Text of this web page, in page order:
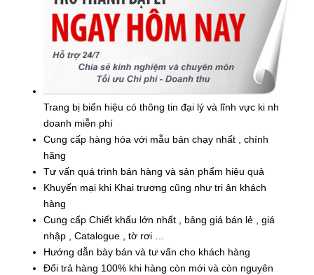
Trang bị biển hiệu có thông tin đại lý và lĩnh vực ki nh
doanh miễn phí
Cung cấp hàng hóa với mẫu bán chạy nhất , chính
hãng
Tư vấn quá trình bán hàng và sản phẩm hiệu quả
Khuyến mại khi Khai trương cũng như tri ân khách
hàng
Cung cấp Chiết khấu lớn nhất , bảng giá bán lẻ , giá
nhập , Catalogue , tờ rơi …
Hướng dẫn bày bán và tư vấn cho khách hàng
Đổi trả hàng 100% khi hàng còn mới và còn nguyên